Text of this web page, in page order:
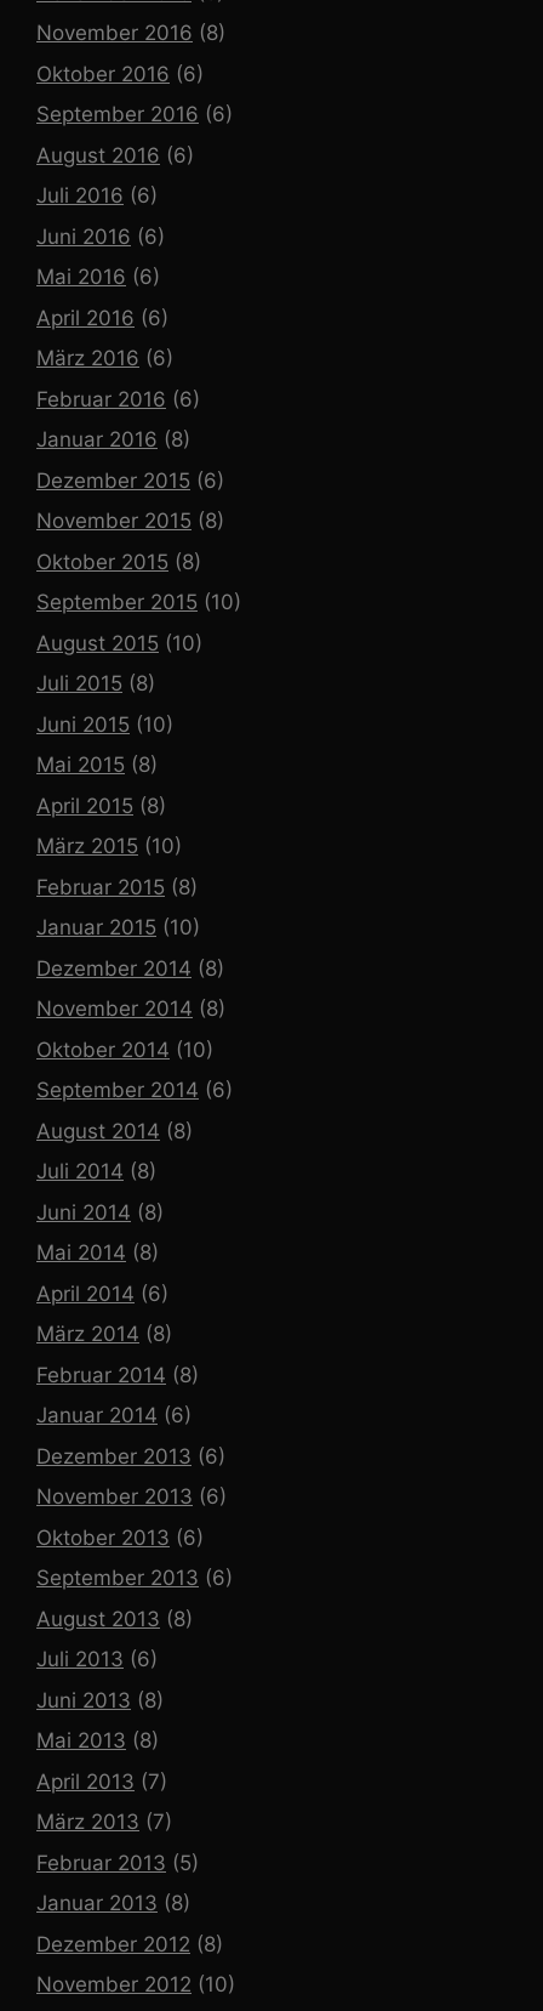
November 2016 (8)
Oktober 2016 (6)
September 2016 (6)
August 2016 (6)
Juli 2016 (6)
Juni 2016 (6)
Mai 2016 (6)
April 2016 (6)
März 2016 (6)
Februar 2016 (6)
Januar 2016 (8)
Dezember 2015 (6)
November 2015 (8)
Oktober 2015 (8)
September 2015 (10)
August 2015 (10)
Juli 2015 (8)
Juni 2015 (10)
Mai 2015 (8)
April 2015 (8)
März 2015 (10)
Februar 2015 (8)
Januar 2015 (10)
Dezember 2014 (8)
November 2014 (8)
Oktober 2014 (10)
September 2014 (6)
August 2014 (8)
Juli 2014 (8)
Juni 2014 (8)
Mai 2014 (8)
April 2014 (6)
März 2014 (8)
Februar 2014 (8)
Januar 2014 (6)
Dezember 2013 (6)
November 2013 (6)
Oktober 2013 (6)
September 2013 (6)
August 2013 (8)
Juli 2013 (6)
Juni 2013 (8)
Mai 2013 (8)
April 2013 (7)
März 2013 (7)
Februar 2013 (5)
Januar 2013 (8)
Dezember 2012 (8)
November 2012 (10)